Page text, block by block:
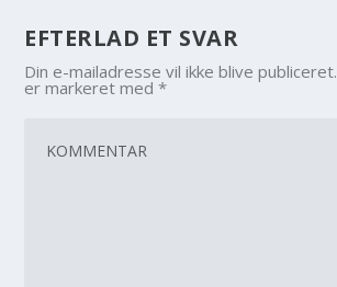
EFTERLAD ET SVAR
Din e-mailadresse vil ikke blive publiceret.
er markeret med*